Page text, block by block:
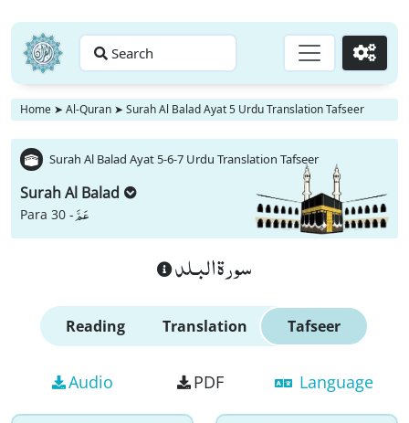
Search Go
Home ➤ Al-Quran ➤ Surah Al Balad Ayat 5 Urdu Translation Tafseer
Surah Al Balad Ayat 5-6-7 Urdu Translation Tafseer
Surah Al Balad
Para 30 -عَمَّ
سورة البـلد
Reading Translation Tafseer
Audio PDF Language